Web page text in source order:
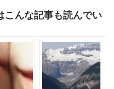
こんな記事も読んでい